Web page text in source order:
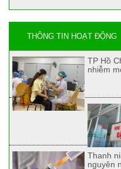
THÔNG TIN HOẠT ĐỘNG
TP Hồ
nhiễm
Thanh
nguyên